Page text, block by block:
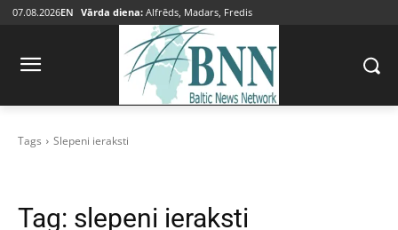
07.08.2026EN Vārda diena: Alfrēds, Madars, Fredis
Tags Slepeni ieraksti
Tag: slepeni ieraksti